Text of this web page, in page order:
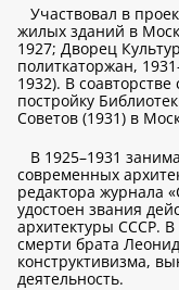
Участвовал в
жилых зданий в
1927; Дворец
политкаторжан,
1932). В
постройку
Советов (1931) в
В 1925–1931
современных
редактора журнала
удостоен звания
архитектуры СССР.
смерти брата
конструктивизма,
деятельность.